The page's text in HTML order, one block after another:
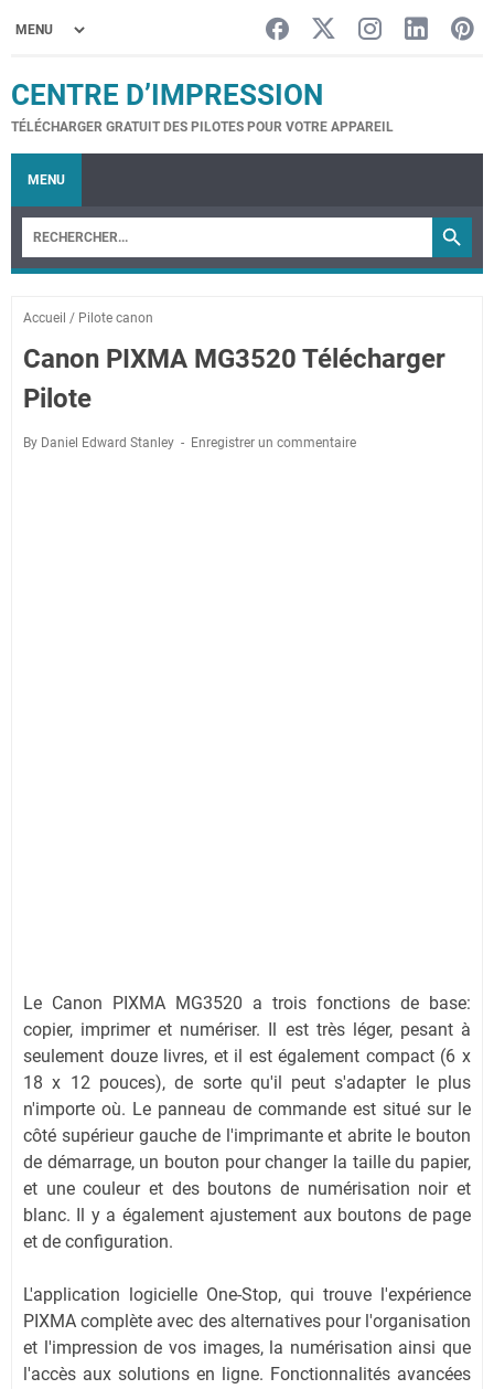
CENTRE D’IMPRESSION
TÉLÉCHARGER GRATUIT DES PILOTES POUR VOTRE APPAREIL
MENU
Accueil / Pilote canon
Canon PIXMA MG3520 Télécharger
Pilote
By Daniel Edward Stanley Enregistrer un commentaire
Le Canon PIXMA MG3520 a trois fonctions de base:
copier, imprimer et numériser. Il est très léger, pesant à
seulement douze livres, et il est également compact (6 x
18 x 12 pouces), de sorte qu'il peut s'adapter le plus
n'importe où. Le panneau de commande est situé sur le
côté supérieur gauche de l'imprimante et abrite le bouton
de démarrage, un bouton pour changer la taille du papier,
et une couleur et des boutons de numérisation noir et
blanc. Il y a également ajustement aux boutons de page
et de configuration.
L'application logicielle One-Stop, qui trouve l'expérience
PIXMA complète avec des alternatives pour l'organisation
et l'impression de vos images, la numérisation ainsi que
l'accès aux solutions en ligne. Fonctionnalités avancées